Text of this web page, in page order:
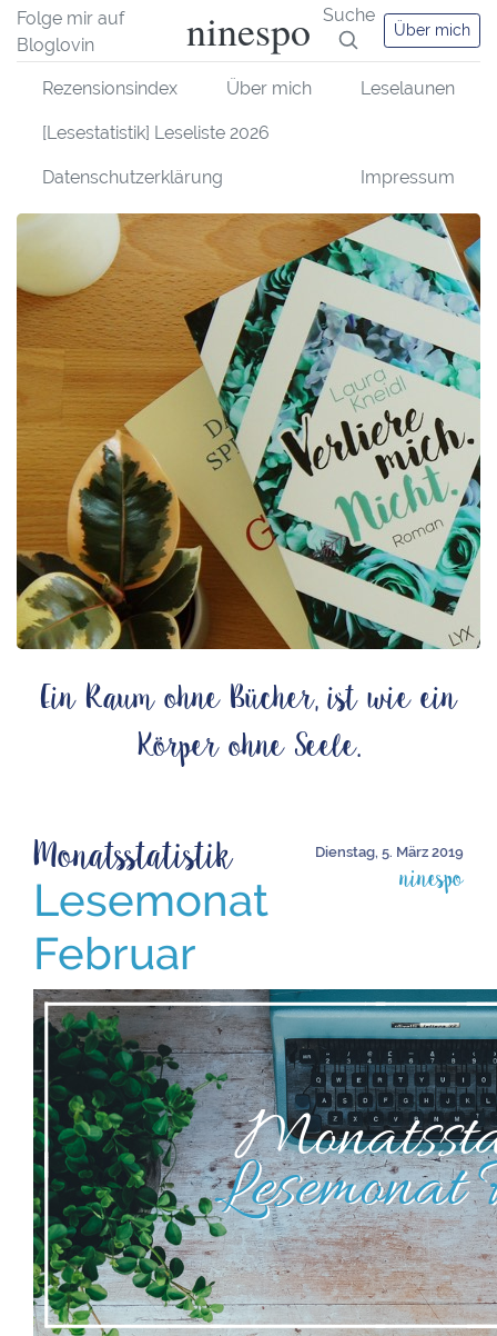
Folge mir auf
Bloglovin
ninespo Suche
Über mich
Rezensionsindex Über mich Leselaunen
[Lesestatistik] Leseliste 2026
Datenschutzerklärung Impressum
Ein Raum ohne Bücher, ist wie ein
Körper ohne Seele.
Dienstag, 5. März 2019
ninespo
Monatsstatistik
Lesemonat
Februar